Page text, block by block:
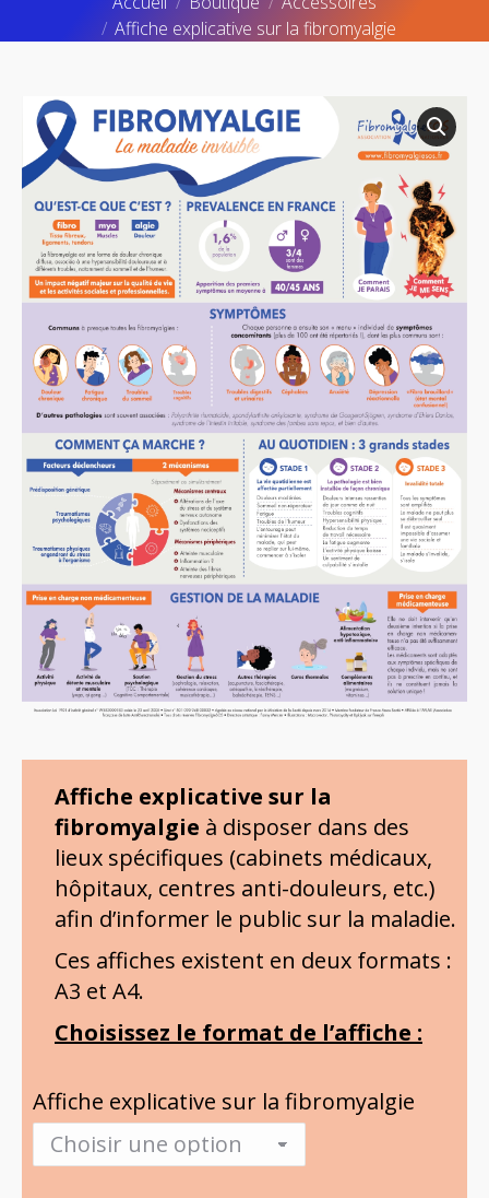
Affiche explicative sur la fibromyalgie
Affiche explicative sur la
fibromyalgie à disposer dans des
lieux spécifiques (cabinets médicaux,
hôpitaux, centres anti-douleurs, etc.)
afin d’informer le public sur la maladie.
Ces affiches existent en deux formats :
A3 et A4.
Choisissez le format de l’affiche :
Affiche explicative sur la fibromyalgie